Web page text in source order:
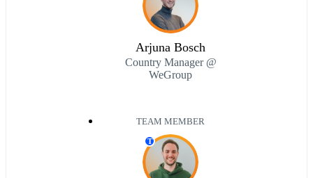
Arjuna Bosch
Country Manager @
WeGroup
TEAM MEMBER
T